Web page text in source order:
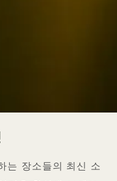
는 장소들의 최신 소